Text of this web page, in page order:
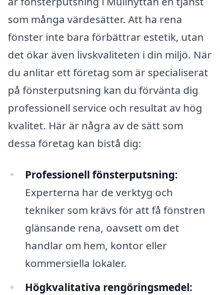
som många värdesätter. Att ha rena
fönster inte bara förbättrar estetik, utan
det ökar även livskvaliteten i din miljö. När
du anlitar ett företag som är specialiserat
på fönsterputsning kan du förvänta dig
professionell service och resultat av hög
kvalitet. Här är några av de sätt som
dessa företag kan bistå dig:
Professionell fönsterputsning:
Experterna har de verktyg och
tekniker som krävs för att få fönstren
glänsande rena, oavsett om det
handlar om hem, kontor eller
kommersiella lokaler.
Högkvalitativa rengöringsmedel: